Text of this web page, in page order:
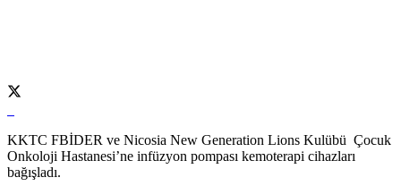
KKTC FBİDER ve Nicosia New Generation Lions Kulübü Çocuk
Onkoloji Hastanesi’ne infüzyon pompası kemoterapi cihazları
bağışladı.